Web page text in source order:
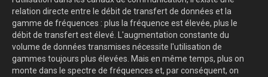
relation directe entre le débit de transfert de données et la
gamme de fréquences : plus la fréquence est élevée, plus le
débit de transfert est élevé. L'augmentation constante du
volume de données transmises nécessite l'utilisation de
gammes toujours plus élevées. Mais en même temps, plus on
monte dans le spectre de fréquences et, par conséquent, on